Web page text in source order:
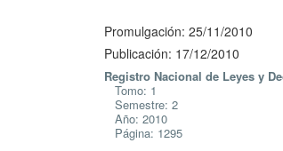
Promulgación: 25/11/2010
Publicación: 17/12/2010
Registro Nacional de Leyes y
Tomo: 1
Semestre: 2
Año: 2010
Página: 1295